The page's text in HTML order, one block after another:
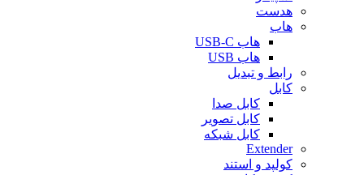
هدست
هاب
هاب USB-C
هاب USB
رابط و تبدیل
کابل
کابل صدا
کابل تصویر
کابل شبکه
Extender
کولپد و استند